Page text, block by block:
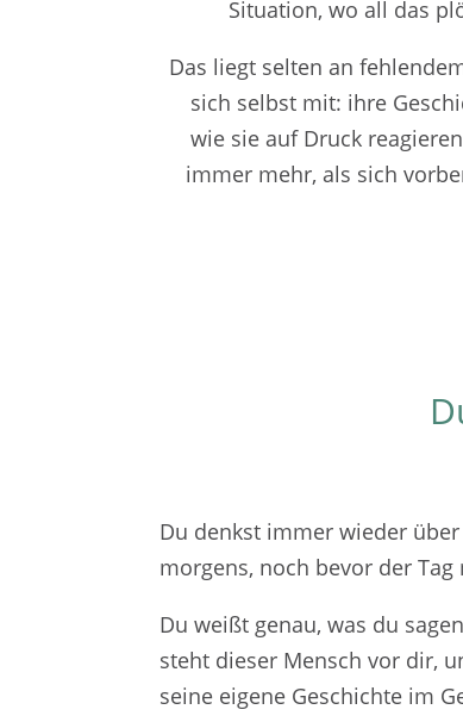
Situation, wo all das
Das liegt selten an
sich selbst mit: ihre
wie sie auf Druck
immer mehr, als sich
Du denkst immer wieder
morgens, noch bevor der
Du weißt genau, was du
steht dieser Mensch vor dir,
seine eigene Geschichte im